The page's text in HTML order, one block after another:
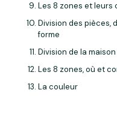
Les 8 zones et leurs
Division des pièces,
forme
Division de la
Les 8 zones, où et
La couleur